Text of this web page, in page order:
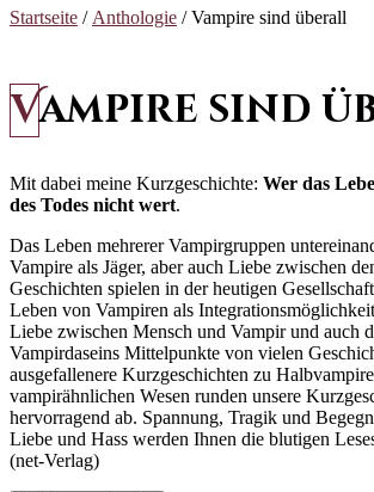
Startseite / Anthologie / Vampire sind überall
Vampire sind
Mit dabei meine Kurzgeschichte: Wer das
des Todes nicht wert.
Das Leben mehrerer Vampirgruppen
Vampire als Jäger, aber auch Liebe zwischen
Geschichten spielen in der heutigen
Leben von Vampiren als
Liebe zwischen Mensch und Vampir und auch
Vampirdaseins Mittelpunkte von vielen
ausgefallenere Kurzgeschichten zu
vampirähnlichen Wesen runden unsere
hervorragend ab. Spannung, Tragik und
Liebe und Hass werden Ihnen die blutigen
(net-Verlag)